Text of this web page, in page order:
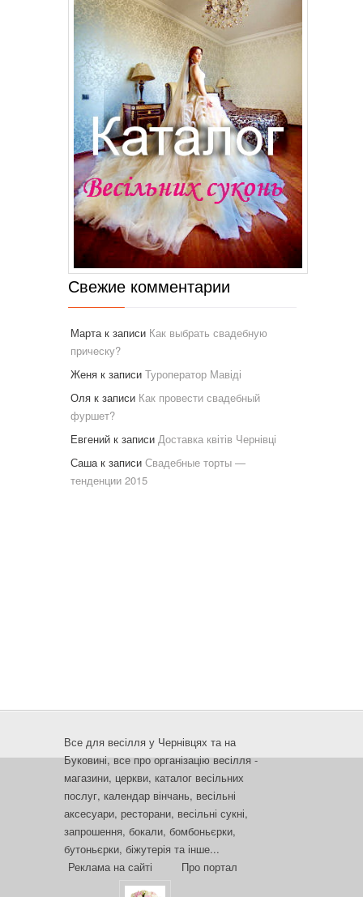
Свежие комментарии
Марта к записи Как выбрать свадебную
прическу?
Женя к записи Туроператор Мавіді
Оля к записи Как провести свадебный
фуршет?
Евгений к записи Доставка квітів Чернівці
Саша к записи Свадебные торты —
тенденции 2015
Все для весілля у Чернівцях та на
Буковині, все про організацію весілля -
магазини, церкви, каталог весільних
послуг, календар вінчань, весільні
аксесуари, ресторани, весільні сукні,
запрошення, бокали, бомбоньєрки,
бутоньєрки, біжутерія та інше...
Реклама на сайті
Про портал